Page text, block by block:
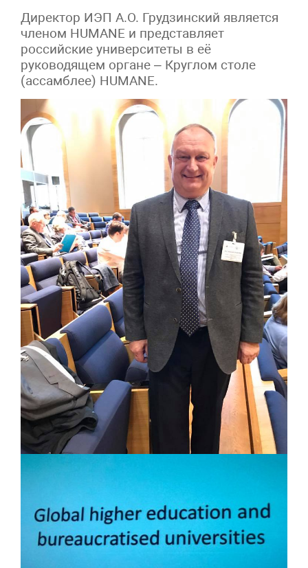
Директор ИЭП А.О. Грудзинский является
членом HUMANE и представляет
российские университеты в её
руководящем органе – Круглом столе
(ассамблее) HUMANE.